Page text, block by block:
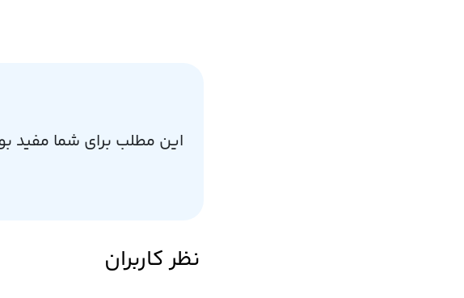
این مطلب برای شما مفید
نظر کاربران